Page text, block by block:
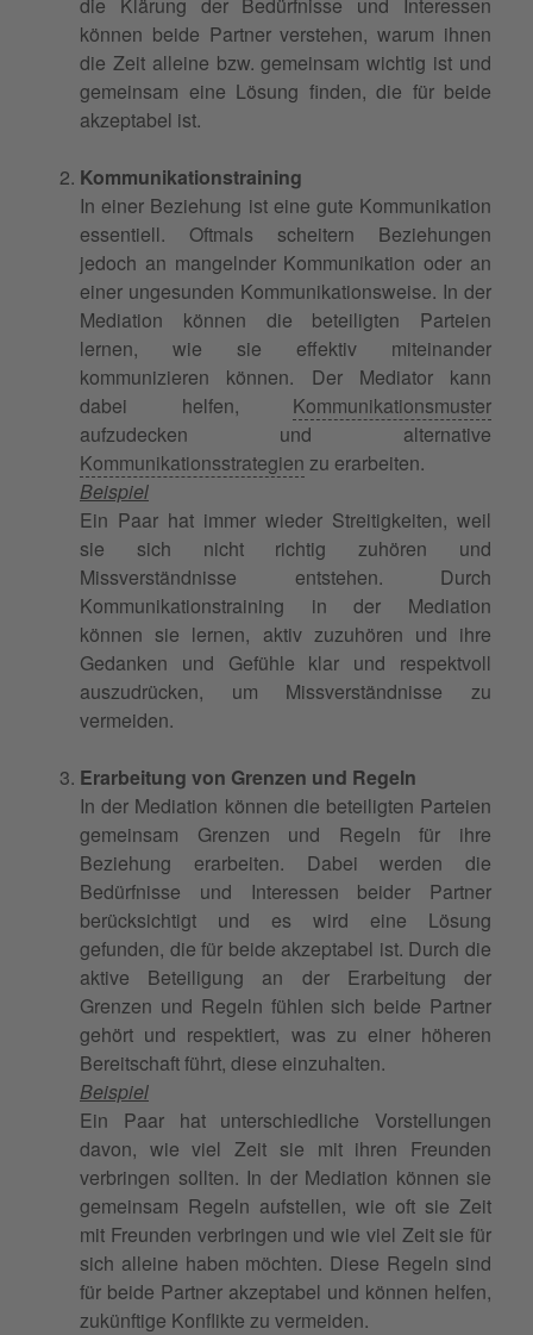
können beide Partner verstehen, warum ihnen
die Zeit alleine bzw. gemeinsam wichtig ist und
gemeinsam eine Lösung finden, die für beide
akzeptabel ist.
Kommunikationstraining
In einer Beziehung ist eine gute Kommunikation
essentiell. Oftmals scheitern Beziehungen
jedoch an mangelnder Kommunikation oder an
einer ungesunden Kommunikationsweise. In der
Mediation können die beteiligten Parteien
lernen, wie sie effektiv miteinander
kommunizieren können. Der Mediator kann
dabei helfen, Kommunikationsmuster
aufzudecken und alternative
Kommunikationsstrategien zu erarbeiten.
Beispiel
Ein Paar hat immer wieder Streitigkeiten, weil
sie sich nicht richtig zuhören und
Missverständnisse entstehen. Durch
Kommunikationstraining in der Mediation
können sie lernen, aktiv zuzuhören und ihre
Gedanken und Gefühle klar und respektvoll
auszudrücken, um Missverständnisse zu
vermeiden.
Erarbeitung von Grenzen und Regeln
In der Mediation können die beteiligten Parteien
gemeinsam Grenzen und Regeln für ihre
Beziehung erarbeiten. Dabei werden die
Bedürfnisse und Interessen beider Partner
berücksichtigt und es wird eine Lösung
gefunden, die für beide akzeptabel ist. Durch die
aktive Beteiligung an der Erarbeitung der
Grenzen und Regeln fühlen sich beide Partner
gehört und respektiert, was zu einer höheren
Bereitschaft führt, diese einzuhalten.
Beispiel
Ein Paar hat unterschiedliche Vorstellungen
davon, wie viel Zeit sie mit ihren Freunden
verbringen sollten. In der Mediation können sie
gemeinsam Regeln aufstellen, wie oft sie Zeit
mit Freunden verbringen und wie viel Zeit sie für
sich alleine haben möchten. Diese Regeln sind
für beide Partner akzeptabel und können helfen,
zukünftige Konflikte zu vermeiden.